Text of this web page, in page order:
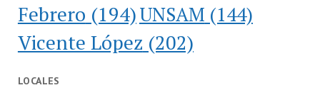
Febrero (194)UNSAM (144)
Vicente López (202)
LOCALES